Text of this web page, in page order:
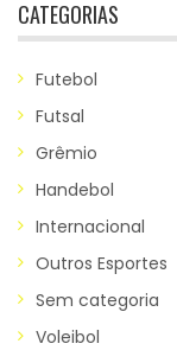
CATEGORIAS
Futebol
Futsal
Grêmio
Handebol
Internacional
Outros Esportes
Sem categoria
Voleibol